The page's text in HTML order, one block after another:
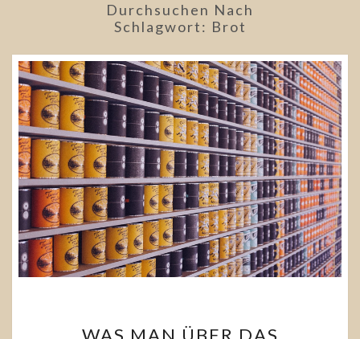
Durchsuchen Nach
Schlagwort: Brot
WAS MAN ÜBER DAS